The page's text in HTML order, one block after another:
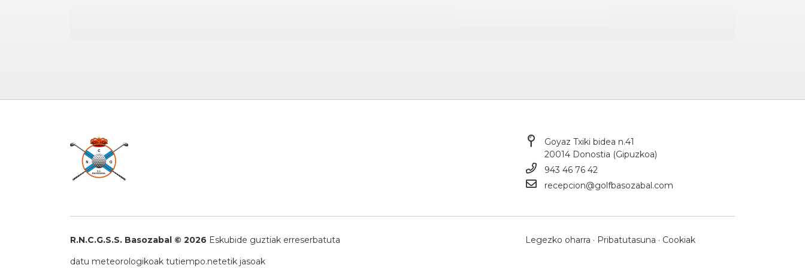
Goyaz Txiki bidea n.41
20014 Donostia (Gipuzkoa)
943 46 76 42
recepcion@golfbasozabal.com
R.N.C.G.S.S. Basozabal © 2026 Eskubide guztiak erreserbatuta Legezko oharra · Pribatutasuna · Cookiak
datu meteorologikoak tutiempo.netetik jasoak